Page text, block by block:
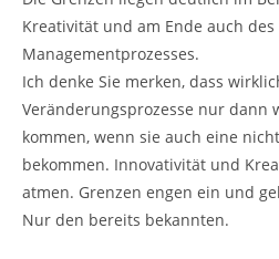
Kreativität und am Ende auch des
Managementprozesses.
Ich denke Sie merken, dass
Veränderungsprozesse nur dann
kommen, wenn sie auch eine
bekommen. Innovativität und
atmen. Grenzen engen ein und
Nur den bereits bekannten.